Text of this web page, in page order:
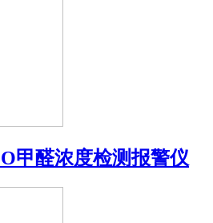
甲醛浓度检测报警仪